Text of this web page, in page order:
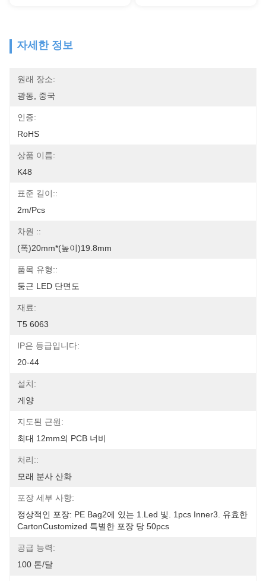
자세한 정보
원래 장소:
광동, 중국
인증:
RoHS
상품 이름:
K48
표준 길이::
2m/pcs
차원 ::
(폭)20mm*(높이)19.8mm
품목 유형::
둥근 LED 단면도
재료:
T5 6063
IP은 등급입니다:
20-44
설치:
게양
지도된 근원:
최대 12mm의 PCB 너비
처리::
모래 분사 산화
포장 세부 사항:
정상적인 포장: PE Bag2에 있는 1.led 빛. 1pcs Inner3. 유효한
CartonCustomized 특별한 포장 당 50pcs
공급 능력:
100 톤/달